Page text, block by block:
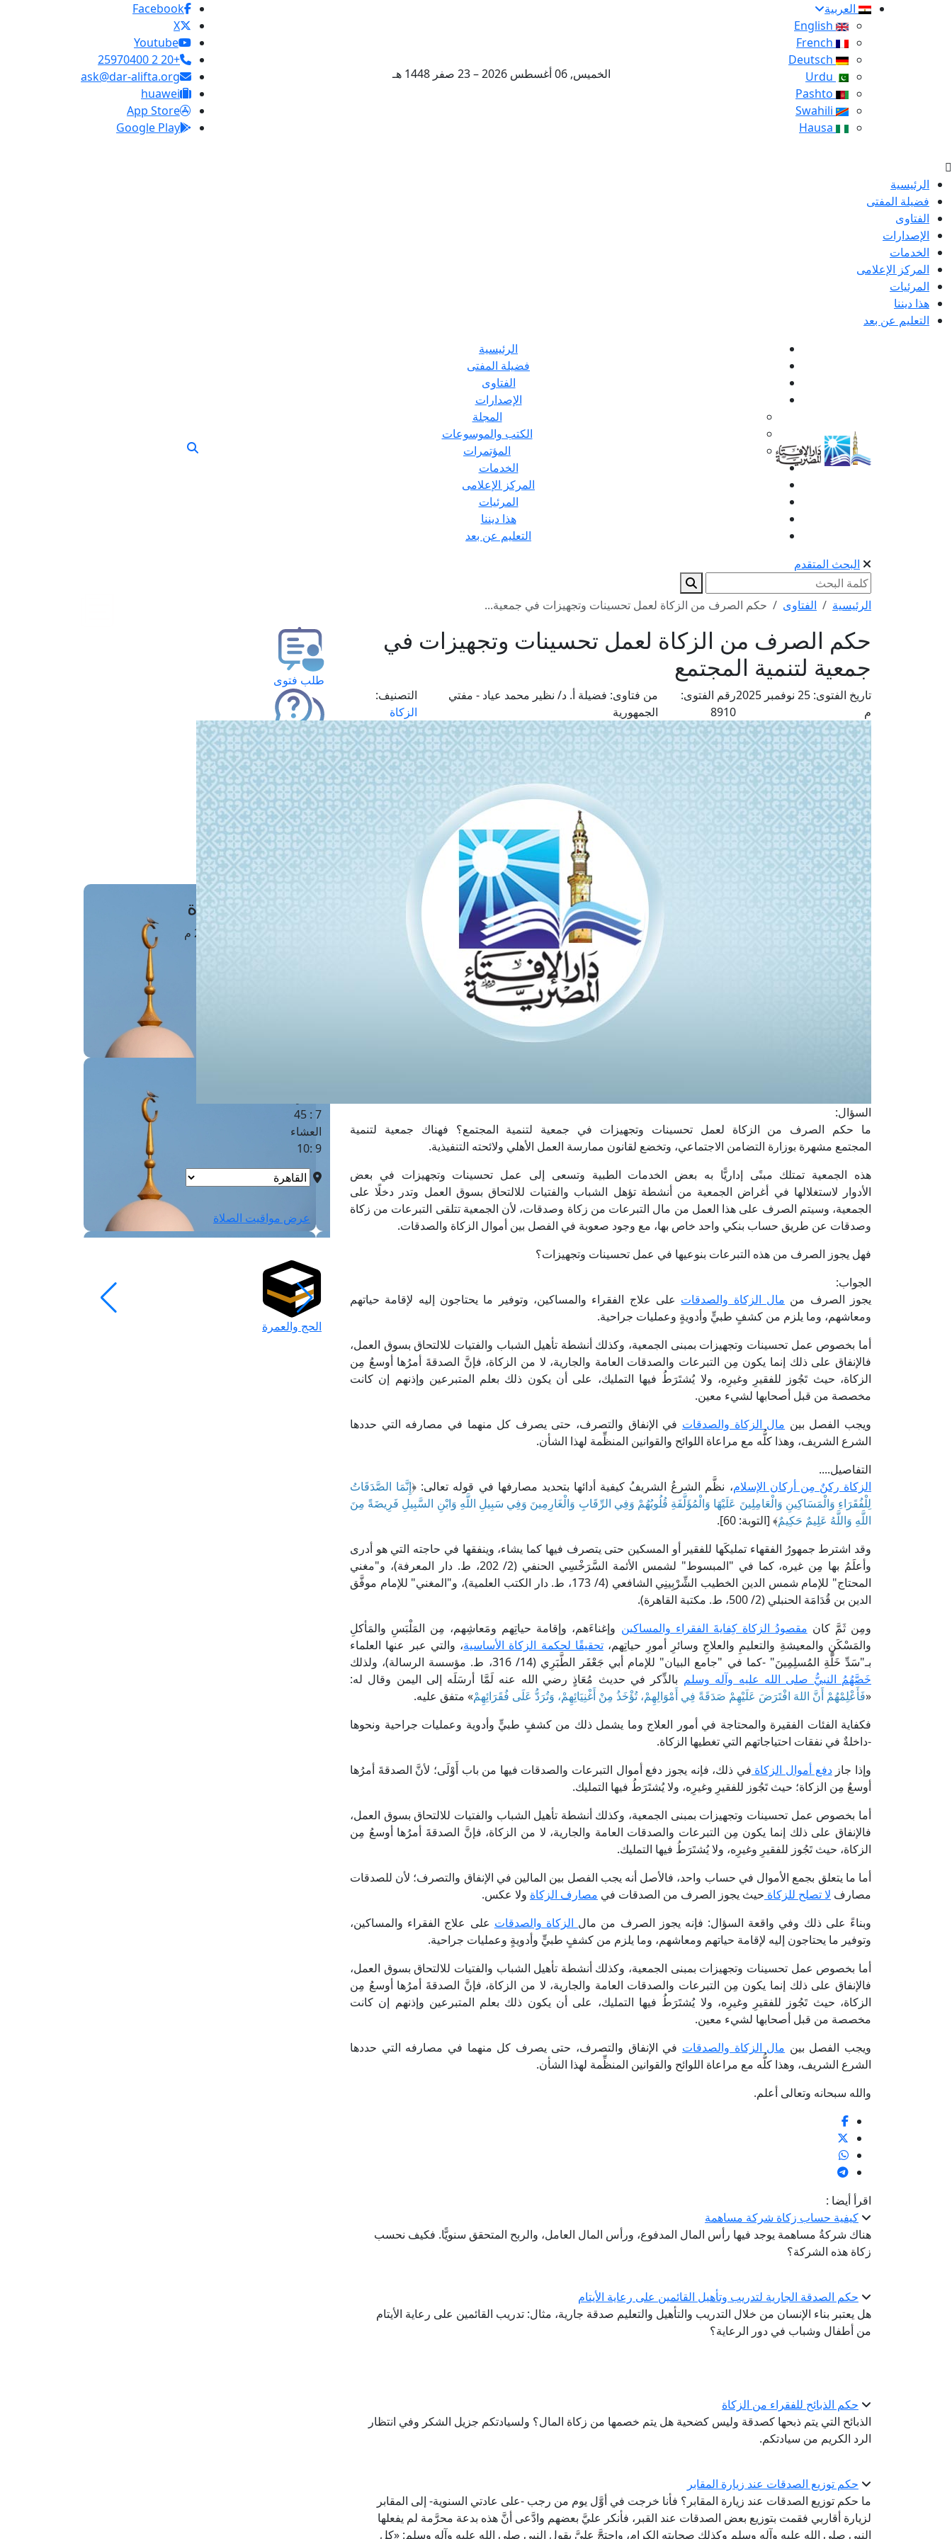
العربية
الخميس, 06 أغسطس 2026 – 23 صفر 1448 هـ
Facebook
X
Youtube
+20 2 25970400
ask@dar-alifta.org
huawei
App Store
Google Play
الرئيسية
فضيلة المفتى
الفتاوى
الإصدارات
الخدمات
المركز الإعلامى
المرئيات
هذا ديننا
التعليم عن بعد
الرئيسية
فضيلة المفتى
الفتاوى
الإصدارات
المجلة
الكتب والموسوعات
المؤتمرات
الخدمات
المركز الإعلامى
المرئيات
هذا ديننا
التعليم عن بعد
البحث المتقدم
الرئيسية الفتاوى حكم الصرف من الزكاة لعمل تحسينات وتجهيزات في جمعية...
حكم الصرف من الزكاة لعمل تحسينات وتجهيزات في
جمعية لتنمية المجتمع
تاريخ الفتوى:
25 نوفمبر 2025
م
رقم الفتوى:
8910
من فتاوى: فضيلة أ. د/ نظير محمد عياد - مفتي
الجمهورية
التصنيف:
الزكاة
السؤال:
ما حكم الصرف من الزكاة لعمل تحسينات وتجهيزات في جمعية لتنمية المجتمع؟ فهناك جمعية لتنمية
المجتمع مشهرة بوزارة التضامن الاجتماعي، وتخضع لقانون ممارسة العمل الأهلي ولائحته التنفيذية.
هذه الجمعية تمتلك مبنًى إداريًّا به بعض الخدمات الطبية وتسعى إلى عمل تحسينات وتجهيزات في بعض
الأدوار لاستغلالها في أغراض الجمعية من أنشطة تؤهل الشباب والفتيات للالتحاق بسوق العمل وتدر دخلًا على
الجمعية، وسيتم الصرف على هذا العمل من مال التبرعات من زكاة وصدقات، لأن الجمعية تتلقى التبرعات من زكاة
وصدقات عن طريق حساب بنكي واحد خاص بها، مع وجود صعوبة في الفصل بين أموال الزكاة والصدقات.
فهل يجوز الصرف من هذه التبرعات بنوعيها في عمل تحسينات وتجهيزات؟
الجواب:
يجوز الصرف من مال الزكاة والصدقات على علاج الفقراء والمساكين، وتوفير ما يحتاجون إليه لإقامة حياتهم
ومعاشهم، وما يلزم من كشفٍ طبيٍّ وأدويةٍ وعمليات جراحية.
أما بخصوص عمل تحسينات وتجهيزات بمبنى الجمعية، وكذلك أنشطة تأهيل الشباب والفتيات للالتحاق بسوق العمل،
فالإنفاق على ذلك إنما يكون مِن التبرعات والصدقات العامة والجارية، لا من الزكاة، فإنَّ الصدقةَ أمرُها أوسعُ مِن
الزكاة، حيث تَجُوز للفقيرِ وغيرِه، ولا يُشتَرَطُ فيها التمليك، على أن يكون ذلك بعلم المتبرعين وإذنهم إن كانت
مخصصة من قبل أصحابها لشيء معين.
ويجب الفصل بين مال الزكاة والصدقات في الإنفاق والتصرف، حتى يصرف كل منهما في مصارفه التي حددها
الشرع الشريف، وهذا كلُّه مع مراعاة اللوائح والقوانين المنظِّمة لهذا الشأن.
التفاصيل....
الزكاة ركنٌ مِن أركان الإسلام، نظَّم الشرعُ الشريفُ كيفية أدائها بتحديد مصارفها في قوله تعالى: ﴿إِنَّمَا الصَّدَقَاتُ
لِلْفُقَرَاءِ وَالْمَسَاكِينِ وَالْعَامِلِينَ عَلَيْهَا وَالْمُؤَلَّفَةِ قُلُوبُهُمْ وَفِي الرِّقَابِ وَالْغَارِمِينَ وَفِي سَبِيلِ اللَّهِ وَابْنِ السَّبِيلِ فَرِيضَةً مِنَ
اللَّهِ وَاللَّهُ عَلِيمٌ حَكِيمٌ﴾ [التوبة: 60].
وقد اشترط جمهورُ الفقهاء تمليكَها للفقير أو المسكين حتى يتصرف فيها كما يشاء، وينفقها في حاجته التي هو أدرى
وأعلَمُ بها مِن غيره، كما في "المبسوط" لشمس الأئمة السَّرَخْسِي الحنفي (2/ 202، ط. دار المعرفة)، و"مغني
المحتاج" للإمام شمس الدين الخطيب الشِّرْبِينِي الشافعي (4/ 173، ط. دار الكتب العلمية)، و"المغني" للإمام موفَّق
الدين بن قُدَامَة الحنبلي (2/ 500، ط. مكتبة القاهرة).
ومِن ثَمَّ كان مقصودُ الزكاة كِفايةَ الفقراء والمساكين وإغناءَهم، وإقامة حياتِهم ومَعاشِهم، مِن المَلْبَسِ والمَأكلِ
والمَسْكَنِ والمعيشةِ والتعليمِ والعلاجِ وسائرِ أمورِ حياتِهم، تحقيقًا لحكمة الزكاة الأساسية، والتي عبر عنها العلماء
بـ"سَدِّ خَلَّةِ المُسلِمِينَ" -كما في "جامع البيان" للإمام أبي جَعْفَر الطَّبَرِي (14/ 316، ط. مؤسسة الرسالة)، ولذلك
خَصَّهُمُ النبيُّ صلى الله عليه وآله وسلم بالذِّكر في حديث مُعَاذٍ رضي الله عنه لَمَّا أرسَلَه إلى اليمن وقال له:
«فَأَعْلِمْهُمْ أَنَّ اللهَ افْتَرَضَ عَلَيْهِمْ صَدَقَةً فِي أَمْوَالِهِمْ، تُؤْخَذُ مِنْ أَغْنِيَائِهِمْ، وَتُرَدُّ عَلَى فُقَرَائِهِمْ» متفق عليه.
فكفاية الفئات الفقيرة والمحتاجة في أمور العلاج وما يشمل ذلك من كشفٍ طبيٍّ وأدوية وعمليات جراحية ونحوها
-داخلةٌ في نفقات احتياجاتهم التي تغطيها الزكاة.
وإذا جازدفع أموال الزكاة في ذلك، فإنه يجوز دفع أموال التبرعات والصدقات فيها من باب أَوْلَى؛ لأنَّ الصدقةَ أمرُها
أوسعُ مِن الزكاة؛ حيث تَجُوز للفقيرِ وغيرِه، ولا يُشتَرَطُ فيها التمليك.
أما بخصوص عمل تحسينات وتجهيزات بمبنى الجمعية، وكذلك أنشطة تأهيل الشباب والفتيات للالتحاق بسوق العمل،
فالإنفاق على ذلك إنما يكون مِن التبرعات والصدقات العامة والجارية، لا من الزكاة، فإنَّ الصدقةَ أمرُها أوسعُ مِن
الزكاة، حيث تَجُوز للفقيرِ وغيرِه، ولا يُشتَرَطُ فيها التمليك.
أما ما يتعلق بجمع الأموال في حساب واحد، فالأصل أنه يجب الفصل بين المالين في الإنفاق والتصرف؛ لأن للصدقات
مصارف لا تصلح للزكاة حيث يجوز الصرف من الصدقات في مصارف الزكاة ولا عكس.
وبناءً على ذلك وفي واقعة السؤال: فإنه يجوز الصرف من مال الزكاة والصدقات على علاج الفقراء والمساكين،
وتوفير ما يحتاجون إليه لإقامة حياتهم ومعاشهم، وما يلزم من كشفٍ طبيٍّ وأدويةٍ وعمليات جراحية.
أما بخصوص عمل تحسينات وتجهيزات بمبنى الجمعية، وكذلك أنشطة تأهيل الشباب والفتيات للالتحاق بسوق العمل،
فالإنفاق على ذلك إنما يكون مِن التبرعات والصدقات العامة والجارية، لا من الزكاة، فإنَّ الصدقةَ أمرُها أوسعُ مِن
الزكاة، حيث تَجُوز للفقيرِ وغيرِه، ولا يُشتَرَطُ فيها التمليك، على أن يكون ذلك بعلم المتبرعين وإذنهم إن كانت
مخصصة من قبل أصحابها لشيء معين.
ويجب الفصل بين مال الزكاة والصدقات في الإنفاق والتصرف، حتى يصرف كل منهما في مصارفه التي حددها
الشرع الشريف، وهذا كلُّه مع مراعاة اللوائح والقوانين المنظِّمة لهذا الشأن.
والله سبحانه وتعالى أعلم.
اقرأ أيضا :
كيفية حساب زكاة شركة مساهمة
هناك شركةُ مساهمة يوجد فيها رأس المال المدفوع، ورأس المال العامل، والربح المتحقق سنويًّا. فكيف نحسب
زكاة هذه الشركة؟
حكم الصدقة الجارية لتدريب وتأهيل القائمين على رعاية الأيتام
هل يعتبر بناء الإنسان من خلال التدريب والتأهيل والتعليم صدقة جارية، مثال: تدريب القائمين على رعاية الأيتام
من أطفال وشباب في دور الرعاية؟
حكم الذبائح للفقراء من الزكاة
الذبائح التي يتم ذبحها كصدقة وليس كضحية هل يتم خصمها من زكاة المال؟ ولسيادتكم جزيل الشكر وفي انتظار
الرد الكريم من سيادتكم.
حكم توزيع الصدقات عند زيارة المقابر
ما حكم توزيع الصدقات عند زيارة المقابر؟ فأنا خرجت في أوَّل يوم من رجب -على عادتي السنوية- إلى المقابر
لزيارة أقاربي فقمت بتوزيع بعض الصدقات عند القبر، فأنكر عليَّ بعضهم وادَّعى أنَّ هذه بدعة محرَّمة لم يفعلها
النبي صلى الله عليه وآله وسلم وكذلك صحابته الكرام، واحتجَّ عليَّ بقول النبي صلى الله عليه وآله وسلم: «كل
طلب فتوى
استعلام عن فتوى
حجز موعد
الفتوى الهاتفية
مَواقِيتُ الصَّـــلاة
7 : 45
العشاء
9 :10
عرض مواقيت الصلاة
الحج والعمرة